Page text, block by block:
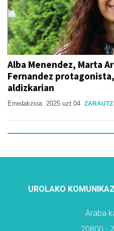
Alba Menendez, Marta
Fernandez
aldizkarian
Erredakzioa 2025 uzt 04 ZARAUTZ
UROLAKO
Araba
20800 -